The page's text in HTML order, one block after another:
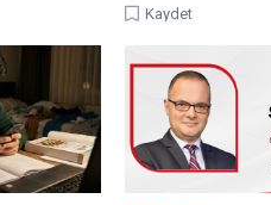
Kaydet